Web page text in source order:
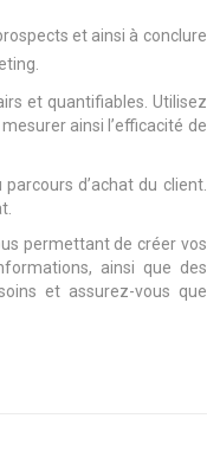
et ainsi à conclure
et quantifiables. Utilisez
ainsi l’efficacité de
d’achat du client.
permettant de créer vos
ainsi que des
et assurez-vous que